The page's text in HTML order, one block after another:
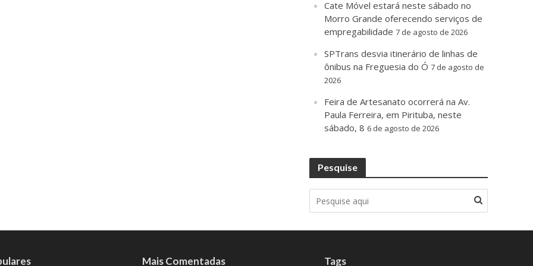
Cate Móvel estará neste sábado no
Morro Grande oferecendo serviços de
empregabilidade 7 de agosto de 2026
SPTrans desvia itinerário de linhas de
ônibus na Freguesia do Ó 7 de agosto de
2026
Feira de Artesanato ocorrerá na Av.
Paula Ferreira, em Pirituba, neste
sábado, 8 6 de agosto de 2026
Pesquise
Mais Comentadas Tags